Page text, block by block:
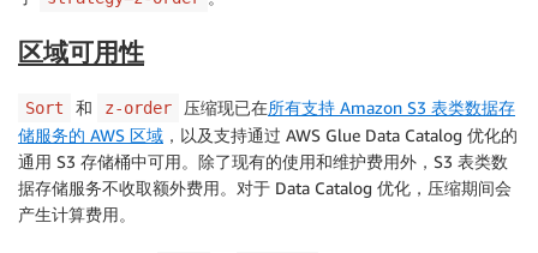
区域可用性
Sort 和 z-order 压缩现已在所有支持 Amazon S3 表类数据存
储服务的 AWS 区域 ，以及支持通过 AWS Glue Data Catalog 优化的
通用 S3 存储桶中可用。除了现有的使用和维护费用外，S3 表类数
据存储服务不收取额外费用。对于 Data Catalog 优化，压缩期间会
产生计算费用。